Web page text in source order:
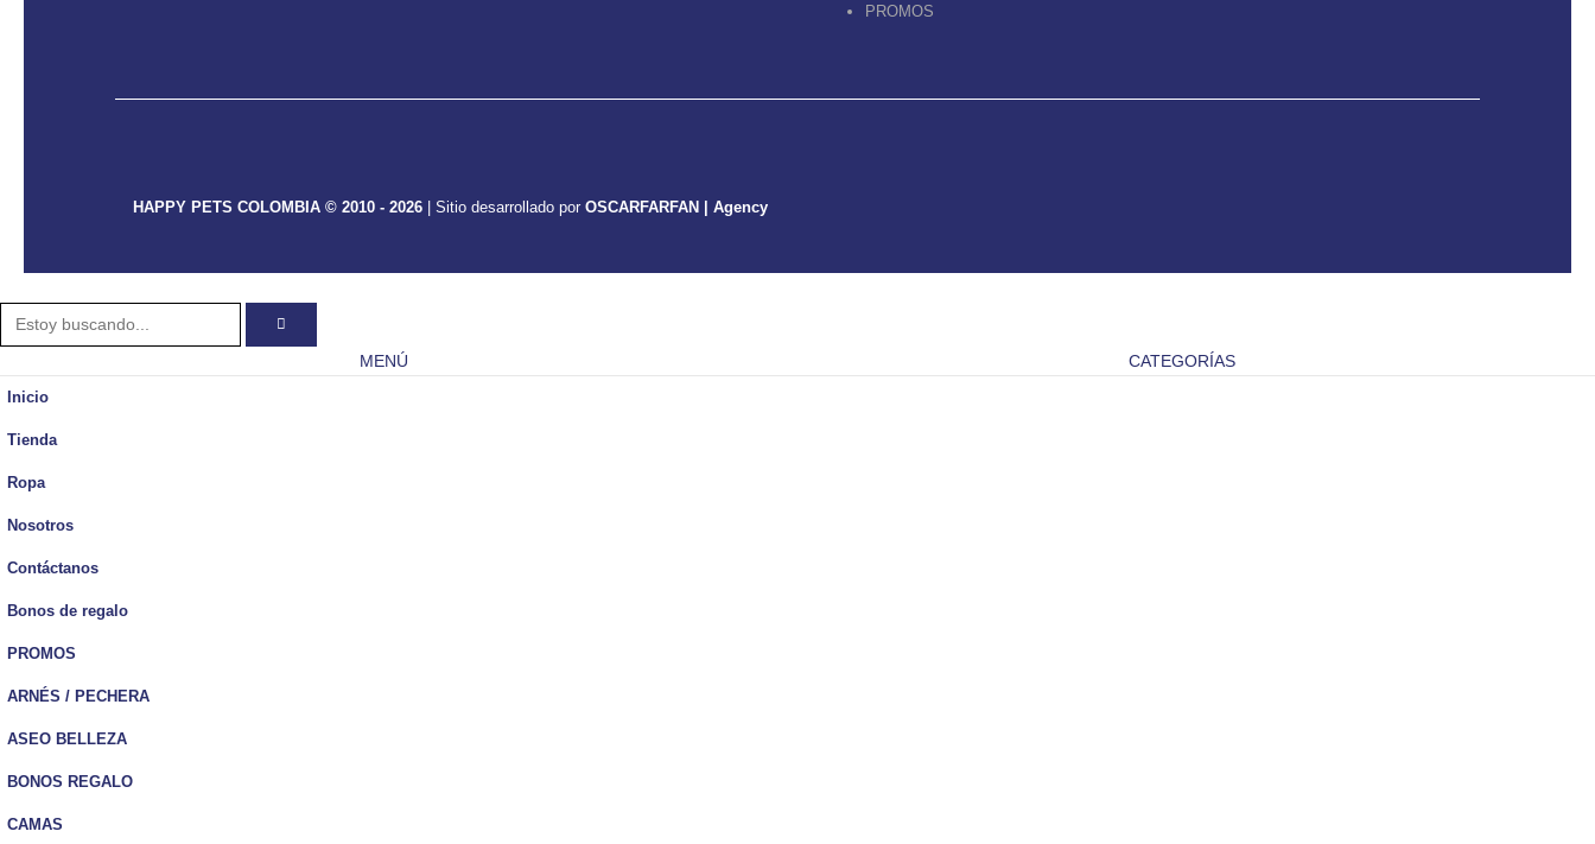
PROMOS
HAPPY PETS COLOMBIA © 2010 - 2026 | Sitio desarrollado por OSCARFARFAN | Agency
MENÚ CATEGORÍAS
Inicio
Tienda
Ropa
Nosotros
Contáctanos
Bonos de regalo
PROMOS
ARNÉS / PECHERA
ASEO BELLEZA
BONOS REGALO
CAMAS